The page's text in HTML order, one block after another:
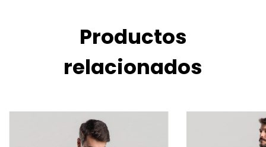
Productos
relacionados